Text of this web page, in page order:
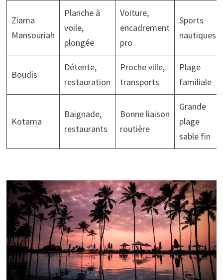
Ziama
Mansouriah
Planche à
voile,
plongée
Voiture,
encadrement
pro
Sports
nautiques
Boudis
Détente,
restauration
Proche ville,
transports
Plage
familiale
Kotama
Baignade,
restaurants
Bonne liaison
routière
Grande
plage
sable fin